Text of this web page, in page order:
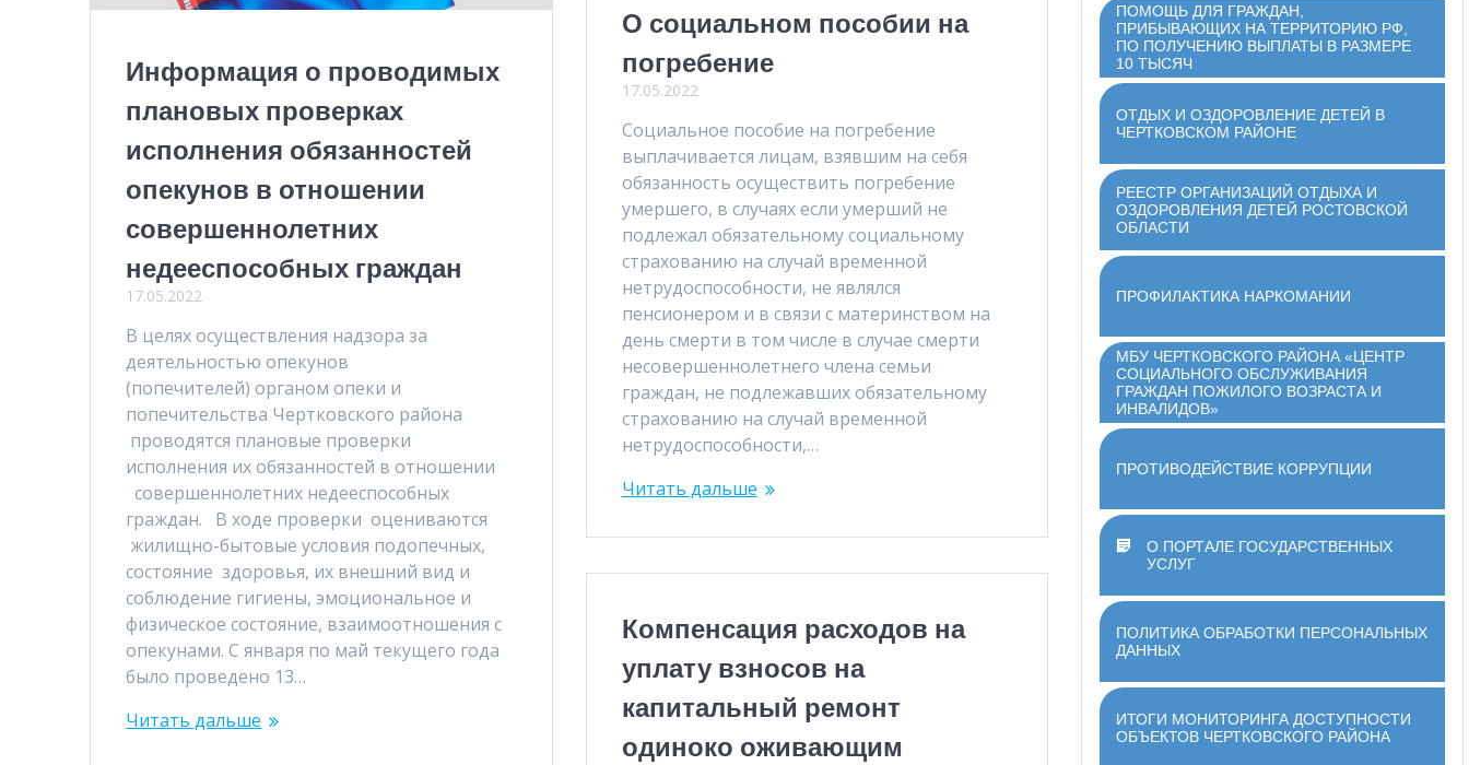
Информация о проводимых
плановых проверках
исполнения обязанностей
опекунов в отношении
совершеннолетних
недееспособных граждан
17.05.2022
В целях осуществления надзора за
деятельностью опекунов
(попечителей) органом опеки и
попечительства Чертковского района
проводятся плановые проверки
исполнения их обязанностей в отношении
совершеннолетних недееспособных
граждан. В ходе проверки оцениваются
жилищно-бытовые условия подопечных,
состояние здоровья, их внешний вид и
соблюдение гигиены, эмоциональное и
физическое состояние, взаимоотношения с
опекунами. С января по май текущего года
было проведено 13…
Читать дальше
О социальном пособии на
погребение
17.05.2022
Социальное пособие на погребение
выплачивается лицам, взявшим на себя
обязанность осуществить погребение
умершего, в случаях если умерший не
подлежал обязательному социальному
страхованию на случай временной
нетрудоспособности, не являлся
пенсионером и в связи с материнством на
день смерти в том числе в случае смерти
несовершеннолетнего члена семьи
граждан, не подлежавших обязательному
страхованию на случай временной
нетрудоспособности,…
Читать дальше
Компенсация расходов на
уплату взносов на
капитальный ремонт
одиноко оживающим
ПОМОЩЬ ДЛЯ ГРАЖДАН,
ПРИБЫВАЮЩИХ НА ТЕРРИТОРИЮ РФ,
ПО ПОЛУЧЕНИЮ ВЫПЛАТЫ В РАЗМЕРЕ
10 ТЫСЯЧ
ОТДЫХ И ОЗДОРОВЛЕНИЕ ДЕТЕЙ В
ЧЕРТКОВСКОМ РАЙОНЕ
РЕЕСТР ОРГАНИЗАЦИЙ ОТДЫХА И
ОЗДОРОВЛЕНИЯ ДЕТЕЙ РОСТОВСКОЙ
ОБЛАСТИ
ПРОФИЛАКТИКА НАРКОМАНИИ
МБУ ЧЕРТКОВСКОГО РАЙОНА «ЦЕНТР
СОЦИАЛЬНОГО ОБСЛУЖИВАНИЯ
ГРАЖДАН ПОЖИЛОГО ВОЗРАСТА И
ИНВАЛИДОВ»
ПРОТИВОДЕЙСТВИЕ КОРРУПЦИИ
О ПОРТАЛЕ ГОСУДАРСТВЕННЫХ
УСЛУГ
ПОЛИТИКА ОБРАБОТКИ ПЕРСОНАЛЬНЫХ
ДАННЫХ
ИТОГИ МОНИТОРИНГА ДОСТУПНОСТИ
ОБЪЕКТОВ ЧЕРТКОВСКОГО РАЙОНА